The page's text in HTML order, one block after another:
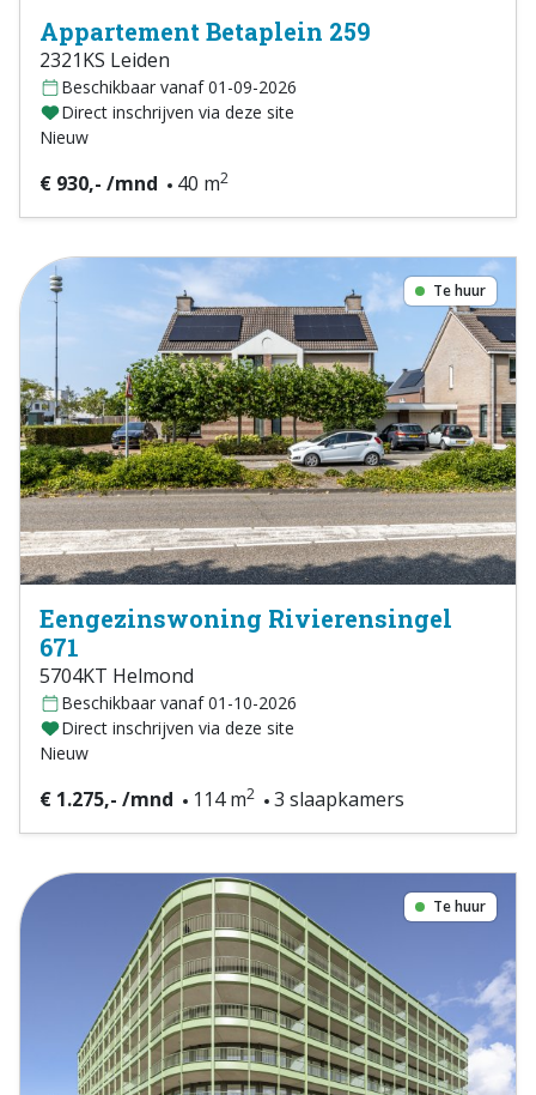
Appartement Betaplein 259
2321KS Leiden
Beschikbaar vanaf 01-09-2026
Direct inschrijven via deze site
Nieuw
€ 930,- /mnd 40 m2
Te huur
Eengezinswoning Rivierensingel
671
5704KT Helmond
Beschikbaar vanaf 01-10-2026
Direct inschrijven via deze site
Nieuw
€ 1.275,- /mnd 114 m2 3 slaapkamers
Te huur